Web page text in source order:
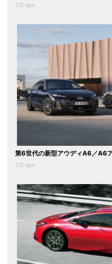
2日 ago
第6世代の新型アウディA6／A6
2日 ago